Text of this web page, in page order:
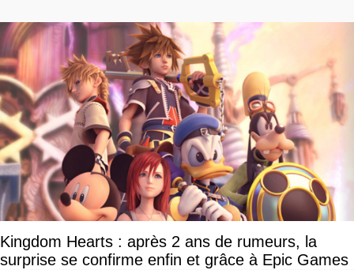
Kingdom Hearts : après 2 ans de rumeurs, la
surprise se confirme enfin et grâce à Epic Games